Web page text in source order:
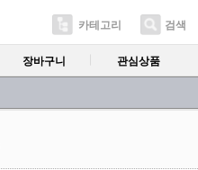
카테고리 검색
장바구니 관심상품